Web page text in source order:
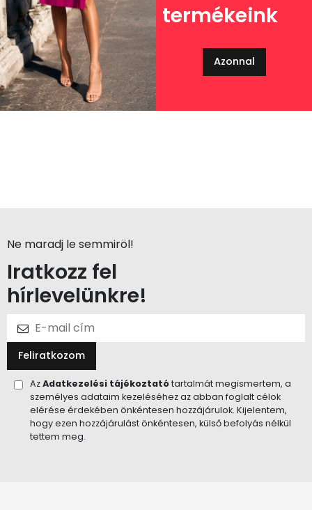
termékeink
Azonnal
Ne maradj le semmiröl!
Iratkozz fel
hírlevelünkre!
Feliratkozom
AzAdatkezelési tájékoztatótartalmát megismertem, a
személyes adataim kezeléséhez az abban foglalt célok
elérése érdekében önkéntesen hozzájárulok. Kijelentem,
hogy ezen hozzájárulást önkéntesen, külső befolyás nélkül
tettem meg.